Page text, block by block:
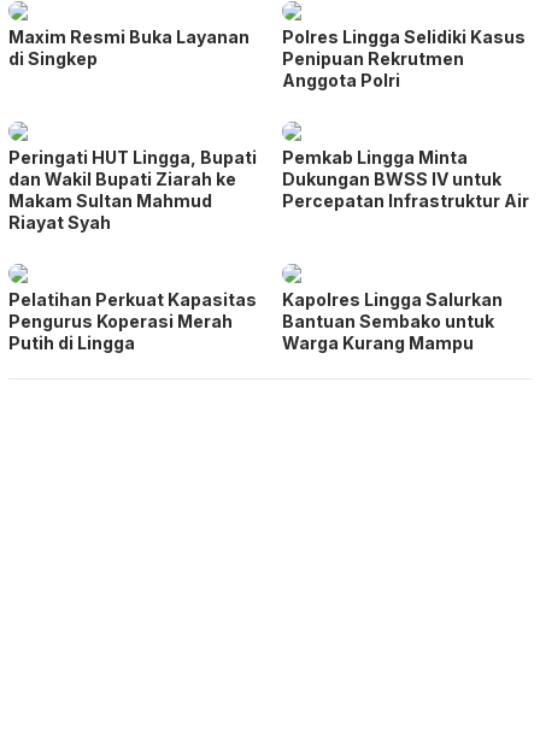
Maxim Resmi Buka Layanan
di Singkep
Polres Lingga Selidiki Kasus
Penipuan Rekrutmen
Anggota Polri
Peringati HUT Lingga, Bupati
dan Wakil Bupati Ziarah ke
Makam Sultan Mahmud
Riayat Syah
Pemkab Lingga Minta
Dukungan BWSS IV untuk
Percepatan Infrastruktur Air
Pelatihan Perkuat Kapasitas
Pengurus Koperasi Merah
Putih di Lingga
Kapolres Lingga Salurkan
Bantuan Sembako untuk
Warga Kurang Mampu